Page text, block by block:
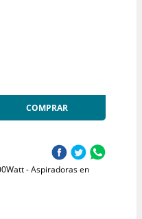
COMPRAR
- Aspiradoras en